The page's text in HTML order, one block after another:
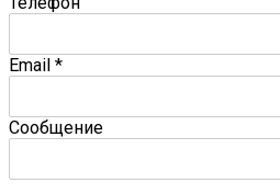
Email *
Сообщение